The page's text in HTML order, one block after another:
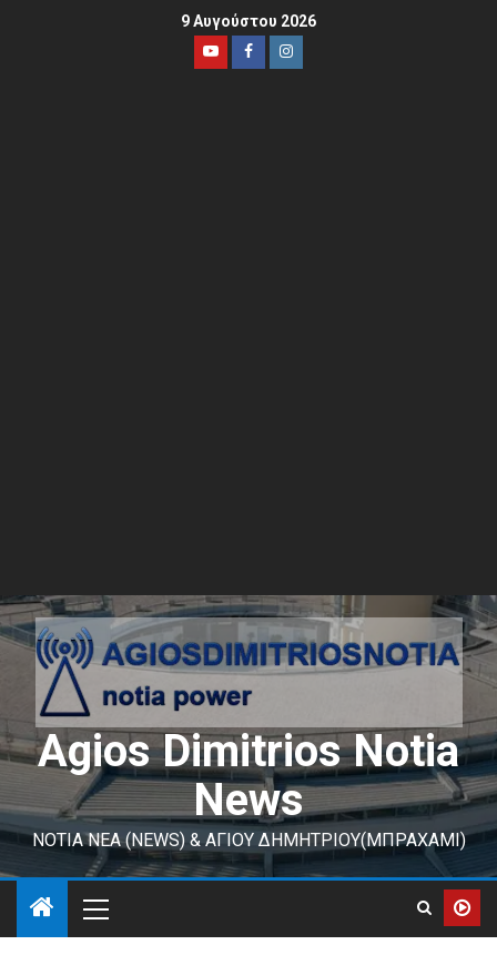
9 Αυγούστου 2026
Agios Dimitrios Notia
News
ΝΟΤΙΑ ΝΕΑ (NEWS) & ΑΓΙΟΥ ΔΗΜΗΤΡΙΟΥ(ΜΠΡΑΧΑΜΙ)